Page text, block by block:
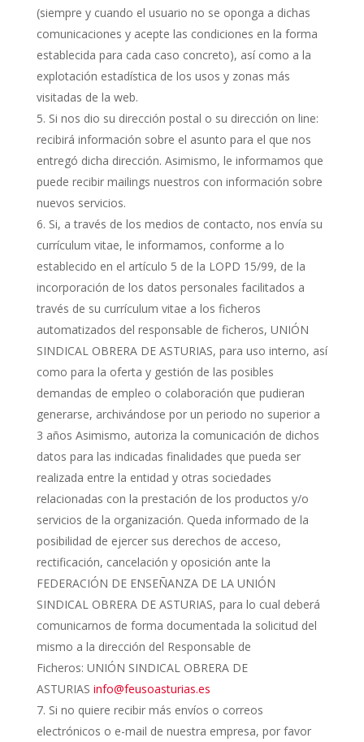
(siempre y cuando el usuario no se oponga a dichas
comunicaciones y acepte las condiciones en la forma
establecida para cada caso concreto), así como a la
explotación estadística de los usos y zonas más
visitadas de la web.
Si nos dio su dirección postal o su dirección on line:
recibirá información sobre el asunto para el que nos
entregó dicha dirección. Asimismo, le informamos que
puede recibir mailings nuestros con información sobre
nuevos servicios.
Si, a través de los medios de contacto, nos envía su
currículum vitae, le informamos, conforme a lo
establecido en el artículo 5 de la LOPD 15/99, de la
incorporación de los datos personales facilitados a
través de su currículum vitae a los ficheros
automatizados del responsable de ficheros, UNIÓN
SINDICAL OBRERA DE ASTURIAS, para uso interno, así
como para la oferta y gestión de las posibles
demandas de empleo o colaboración que pudieran
generarse, archivándose por un periodo no superior a
3 años Asimismo, autoriza la comunicación de dichos
datos para las indicadas finalidades que pueda ser
realizada entre la entidad y otras sociedades
relacionadas con la prestación de los productos y/o
servicios de la organización. Queda informado de la
posibilidad de ejercer sus derechos de acceso,
rectificación, cancelación y oposición ante la
FEDERACIÓN DE ENSEÑANZA DE LA UNIÓN
SINDICAL OBRERA DE ASTURIAS, para lo cual deberá
comunicarnos de forma documentada la solicitud del
mismo a la dirección del Responsable de
Ficheros: UNIÓN SINDICAL OBRERA DE
ASTURIAS info@feusoasturias.es
Si no quiere recibir más envíos o correos
electrónicos o e-mail de nuestra empresa, por favor